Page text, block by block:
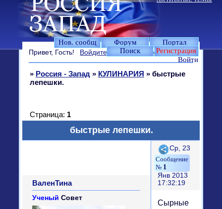
Нов. сообщ Форум
Портал
Поиск
Регистрация
Войти
Привет, Гость! Войдите илизарегистрируйтесь.
» Россия - Запад » КУЛИНАРИЯ » быстрые
лепешки.
быстрые лепешки.
Страница: 1
Поделиться
1
Ср, 23
Янв 2013
17:32:19
ВаленТина
Ученый Совет
Сырные